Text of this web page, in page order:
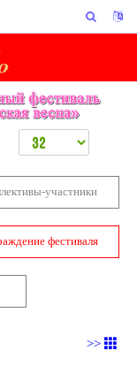
участники
фестиваля
>>